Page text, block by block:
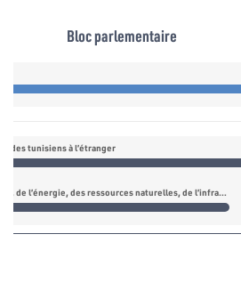
Bloc parlementaire
des tunisiens à l’étranger
Commission de l’industrie, de l’énergie, des ressources naturelles, de l’infrastructure et de l’environnement